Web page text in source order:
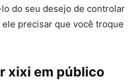
do seu desejo de controlar
precisar que você troque
xixi em público